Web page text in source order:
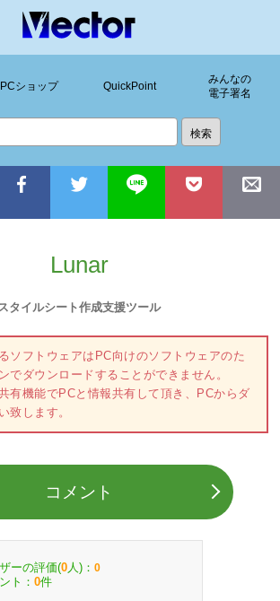
PCショップ QuickPoint
みんなの
電子署名
Lunar
スタイルシート作成支援ツール
ソフトウェアはPC向けのソフトウェアのた
でダウンロードすることができません。
有機能でPCと情報共有して頂き、PCからダ
致します。
コメント
ーの評価(0 人)： 0
ト： 0件